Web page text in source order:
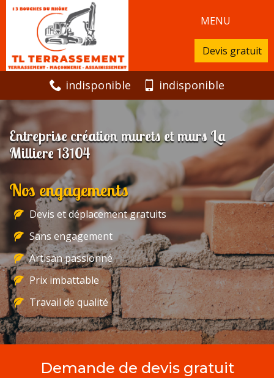
MENU
Devis gratuit
indisponible indisponible
Entreprise création murets et murs La
Milliere 13104
Nos engagements
Devis et déplacement gratuits
Sans engagement
Artisan passionné
Prix imbattable
Travail de qualité
Demande de devis gratuit